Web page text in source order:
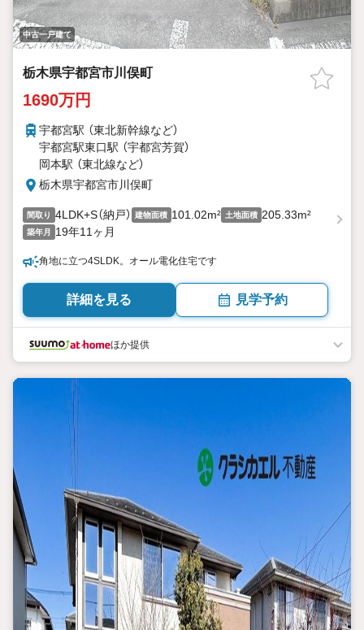
中古一戸建て
栃木県宇都宮市川俣町
1690万円
宇都宮駅 （東北新幹線など）
宇都宮駅東口駅 （宇都宮芳賀）
岡本駅 （東北線など）
栃木県宇都宮市川俣町
間取り 4LDK+S（納戸） 建物面積 101.02m² 土地面積 205.33m²
築年月 19年11ヶ月
角地に立つ4SLDK。オール電化住宅です
詳細を見る 見学予約
ほか提供